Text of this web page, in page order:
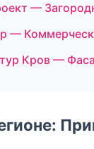
—
—
Кров —